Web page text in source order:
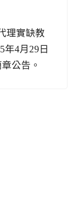
理實缺教
年4月29日
公告。